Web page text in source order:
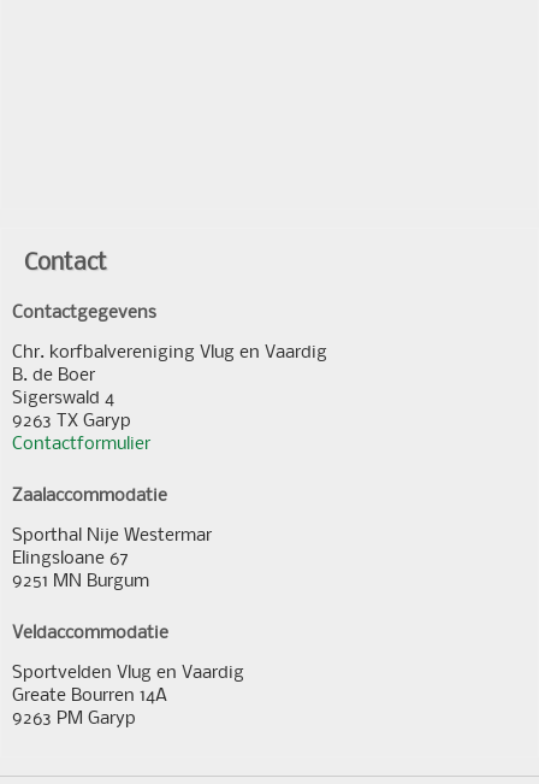
Contact
Contactgegevens
Chr. korfbalvereniging Vlug en Vaardig
B. de Boer
Sigerswald 4
9263 TX Garyp
Contactformulier
Zaalaccommodatie
Sporthal Nije Westermar
Elingsloane 67
9251 MN Burgum
Veldaccommodatie
Sportvelden Vlug en Vaardig
Greate Bourren 14A
9263 PM Garyp